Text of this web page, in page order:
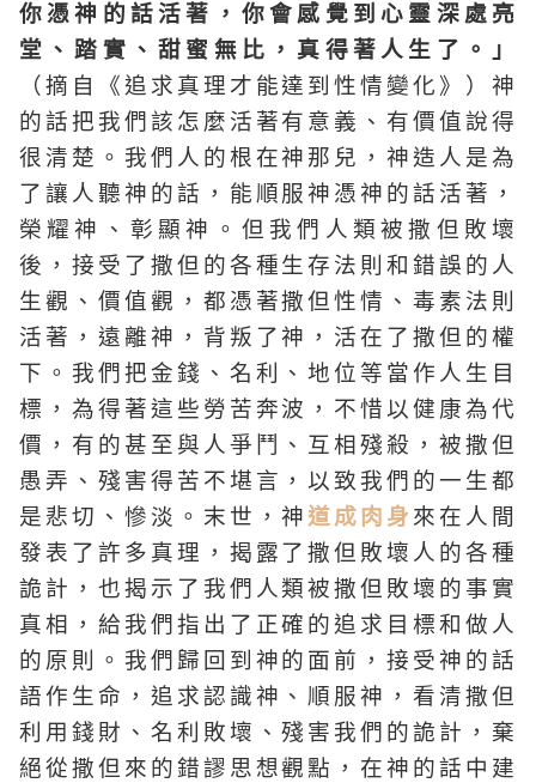
你憑神的話活著，你會感覺到心靈深處亮
堂、踏實、甜蜜無比，真得著人生了。」
（摘自《追求真理才能達到性情變化》）神
的話把我們該怎麼活著有意義、有價值說得
很清楚。我們人的根在神那兒，神造人是為
了讓人聽神的話，能順服神憑神的話活著，
榮耀神、彰顯神。但我們人類被撒但敗壞
後，接受了撒但的各種生存法則和錯誤的人
生觀、價值觀，都憑著撒但性情、毒素法則
活著，遠離神，背叛了神，活在了撒但的權
下。我們把金錢、名利、地位等當作人生目
標，為得著這些勞苦奔波，不惜以健康為代
價，有的甚至與人爭鬥、互相殘殺，被撒但
愚弄、殘害得苦不堪言，以致我們的一生都
是悲切、慘淡。末世，神道成肉身來在人間
發表了許多真理，揭露了撒但敗壞人的各種
詭計，也揭示了我們人類被撒但敗壞的事實
真相，給我們指出了正確的追求目標和做人
的原則。我們歸回到神的面前，接受神的話
語作生命，追求認識神、順服神，看清撒但
利用錢財、名利敗壞、殘害我們的詭計，棄
絕從撒但來的錯謬思想觀點，在神的話中建